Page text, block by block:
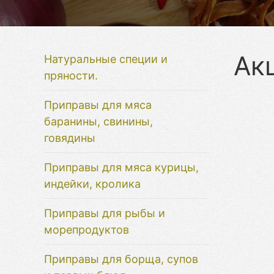
Натуральные специи и
пряности.
Приправы для мяса
баранины, свинины,
говядины
Приправы для мяса курицы,
индейки, кролика
Приправы для рыбы и
морепродуктов
Приправы для борща, супов